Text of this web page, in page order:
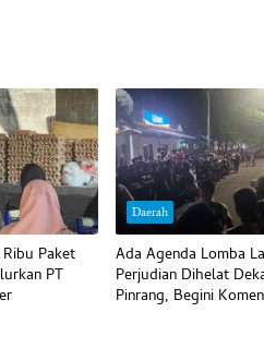
Paket
PT
Daerah
Ada Agenda Lomba
Perjudian Dihelat
Pinrang, Begini